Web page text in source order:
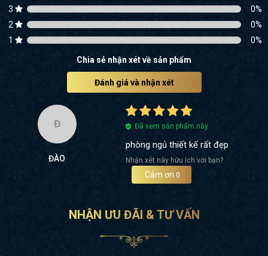
3
0%
2
0%
1
0%
Chia sẻ nhận xét về sản phẩm
Đánh giá và nhận xét
Đ
ĐÀO
Đã xem sản phẩm này
phòng ngủ thiết kế rất đẹp
Nhận xét này hữu ích với bạn?
Cảm ơn 0
NHẬN ƯU ĐÃI & TƯ VẤN